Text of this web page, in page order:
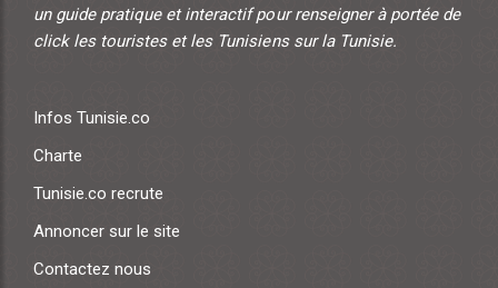
un guide pratique et interactif pour renseigner à portée de
click les touristes et les Tunisiens sur la Tunisie.
Infos Tunisie.co
Charte
Tunisie.co recrute
Annoncer sur le site
Contactez nous